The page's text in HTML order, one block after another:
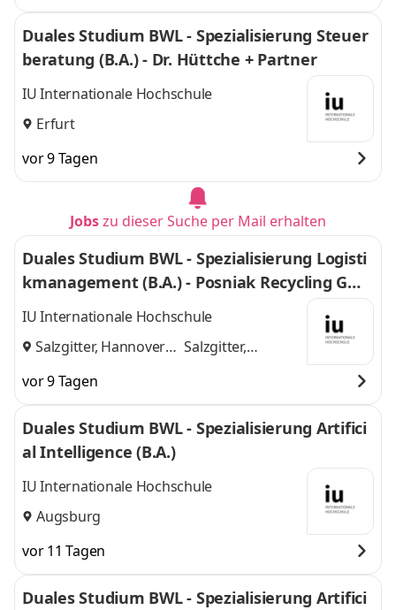
Duales Studium BWL - Spezialisierung Steuer
beratung (B.A.) - Dr. Hüttche + Partner
IU Internationale Hochschule
Erfurt
vor 9 Tagen
Jobszu dieser Suche per Mail erhalten
Duales Studium BWL - Spezialisierung Logisti
kmanagement (B.A.) - Posniak Recycling Gmb
H
IU Internationale Hochschule
Salzgitter, Hannover
Salzgitter,
vor 9 Tagen
Duales Studium BWL - Spezialisierung Artifici
al Intelligence (B.A.)
IU Internationale Hochschule
Augsburg
vor 11 Tagen
Duales Studium BWL - Spezialisierung Artifici